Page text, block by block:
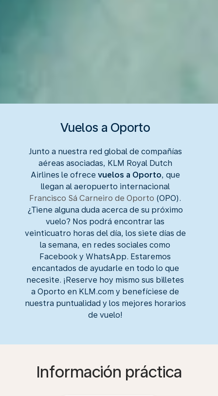
Vuelos a Oporto
Junto a nuestra red global de compañías
aéreas asociadas, KLM Royal Dutch
Airlines le ofrece vuelos a Oporto, que
llegan al aeropuerto internacional
Francisco Sá Carneiro de Oporto (OPO).
¿Tiene alguna duda acerca de su próximo
vuelo? Nos podrá encontrar las
veinticuatro horas del día, los siete días de
la semana, en redes sociales como
Facebook y WhatsApp. Estaremos
encantados de ayudarle en todo lo que
necesite. ¡Reserve hoy mismo sus billetes
a Oporto en KLM.com y benefíciese de
nuestra puntualidad y los mejores horarios
de vuelo!
Información práctica